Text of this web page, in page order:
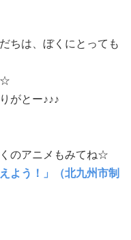
ちは、ぼくにとっても
☆
がとー♪♪♪
のアニメもみてね☆
よう！」（北九州市制